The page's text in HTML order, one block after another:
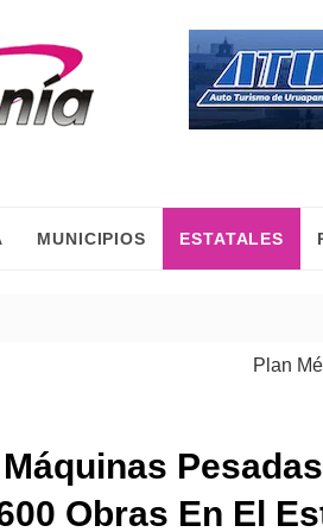
MUNICIPIOS ESTATALES
Plan México
Obras En El